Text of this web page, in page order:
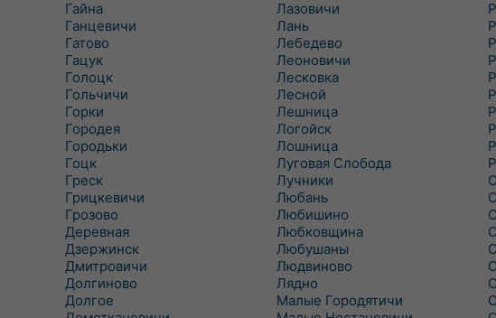
Гайна
Ганцевичи
Гатово
Гацук
Голоцк
Гольчичи
Горки
Городея
Городьки
Гоцк
Греск
Грицкевичи
Грозово
Деревная
Дзержинск
Дмитровичи
Долгиново
Долгое
Лазовичи
Лань
Лебедево
Леоновичи
Лесковка
Лесной
Лешница
Логойск
Лошница
Луговая Слобода
Лучники
Любань
Любишино
Любковщина
Любушаны
Людвиново
Лядно
Малые Городятичи